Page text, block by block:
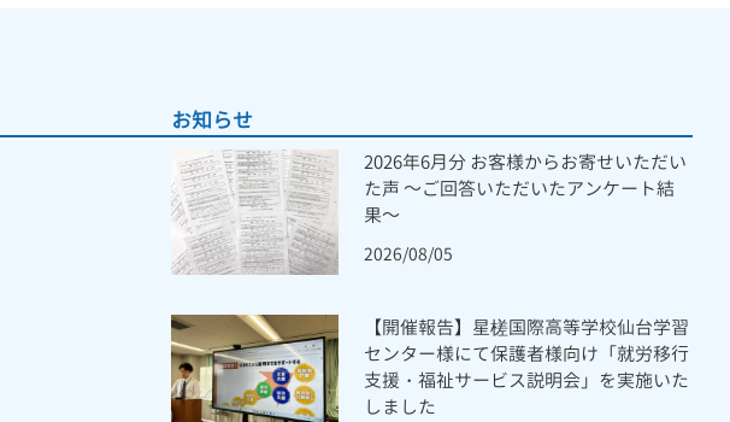
お知らせ
2026年6月分 お客様からお寄せいただい
た声 ～ご回答いただいたアンケート結
果～
2026/08/05
【開催報告】星槎国際高等学校仙台学習
センター様にて保護者様向け「就労移行
支援・福祉サービス説明会」を実施いた
しました